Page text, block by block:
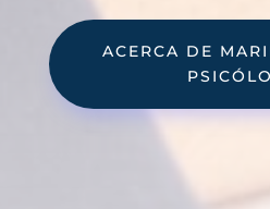
ACERCA DE